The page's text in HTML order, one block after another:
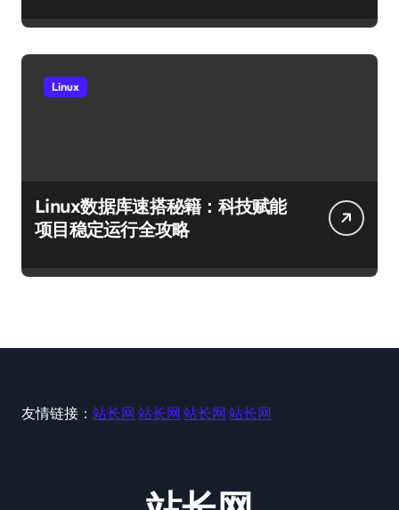
Linux
Linux数据库速搭秘籍：科技赋能
项目稳定运行全攻略
友情链接： 站长网 站长网 站长网 站长网